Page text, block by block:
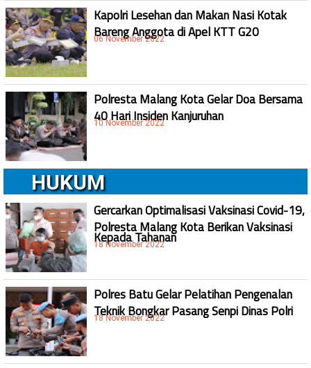
Kapolri Lesehan dan Makan Nasi Kotak
Bareng Anggota di Apel KTT G20
06 November 2022
Polresta Malang Kota Gelar Doa Bersama
40 Hari Insiden Kanjuruhan
10 November 2022
HUKUM
Gercarkan Optimalisasi Vaksinasi Covid-19,
Polresta Malang Kota Berikan Vaksinasi
Kepada Tahanan
18 November 2022
Polres Batu Gelar Pelatihan Pengenalan
Teknik Bongkar Pasang Senpi Dinas Polri
18 November 2022